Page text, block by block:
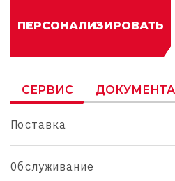
ПЕРСОНАЛИЗИРОВАТЬ
СЕРВИС
Поставка
Обслуживание